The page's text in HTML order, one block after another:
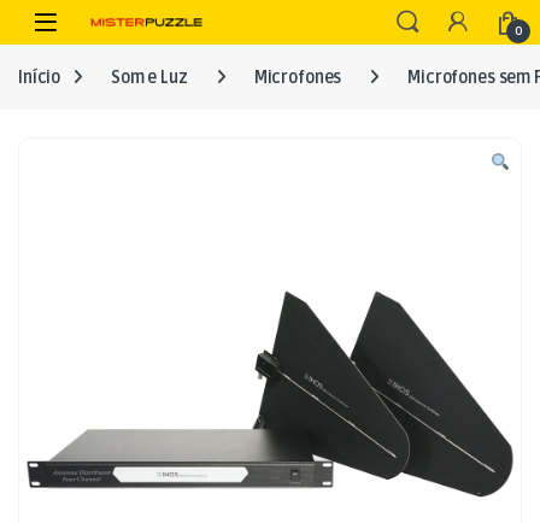
Skip to navigation
Skip to content
Open 0
Início Som e Luz Microfones Microfones sem